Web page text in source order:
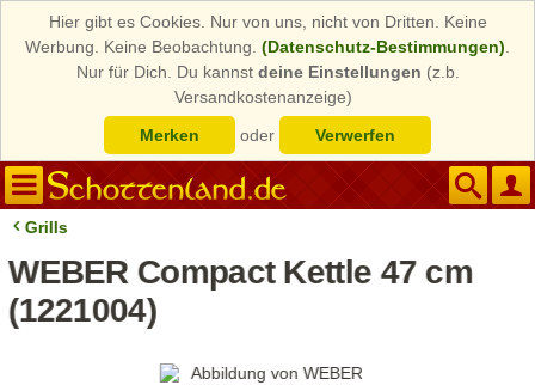
Hier gibt es Cookies. Nur von uns, nicht von Dritten. Keine
Werbung. Keine Beobachtung. (Datenschutz-Bestimmungen)
Nur für Dich. Du kannst deine Einstellungen (z.b.
Versandkostenanzeige)
Merken
oder Verwerfen
Grills
WEBER Compact Kettle 47 cm
(1221004)